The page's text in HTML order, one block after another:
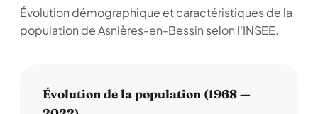
Évolution démographique et caractéristiques de la
population de Asnières-en-Bessin selon l'INSEE.
Évolution de la population (1968 —